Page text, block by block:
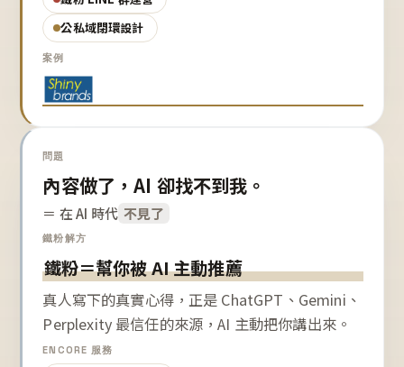
公私域閉環設計
案例
問題
內容做了，AI 卻找不到我。
＝ 在 AI 時代 不見了
鐵粉解方
鐵粉＝幫你被 AI 主動推薦
真人寫下的真實心得，正是 ChatGPT、Gemini、
Perplexity 最信任的來源，AI 主動把你講出來。
ENCORE 服務